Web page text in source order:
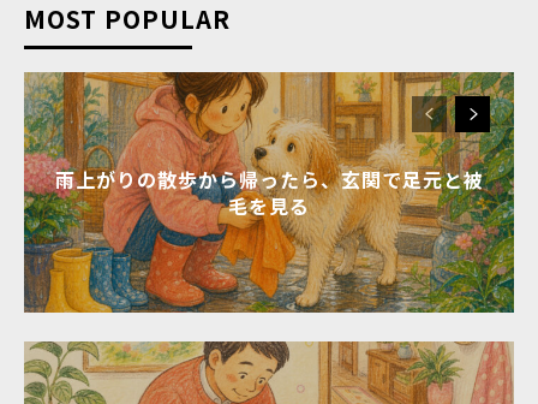
MOST POPULAR
雨上がりの散歩から帰ったら、玄関で足元と被
毛を見る